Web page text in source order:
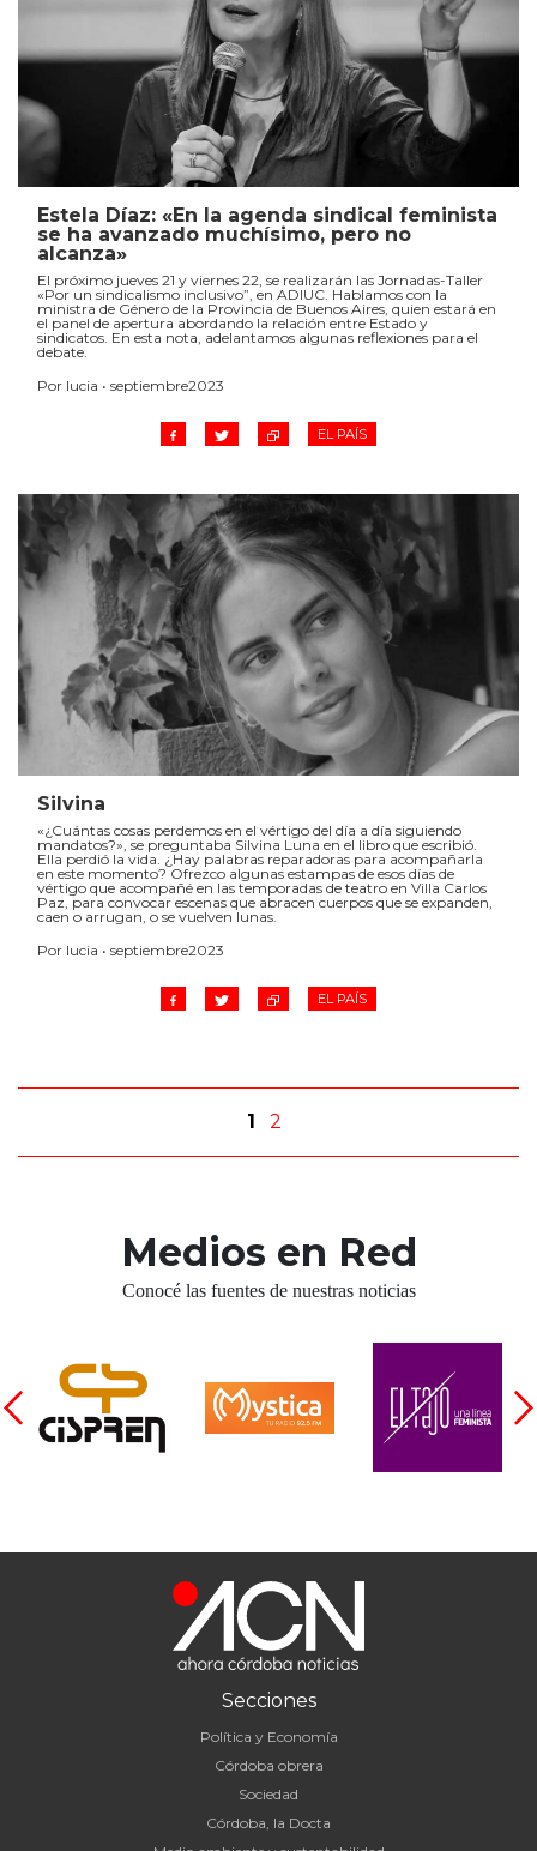
Estela Díaz: «En la agenda sindical feminista
se ha avanzado muchísimo, pero no
alcanza»
El próximo jueves 21 y viernes 22, se realizarán las Jornadas-Taller
«Por un sindicalismo inclusivo”, en ADIUC. Hablamos con la
ministra de Género de la Provincia de Buenos Aires, quien estará en
el panel de apertura abordando la relación entre Estado y
sindicatos. En esta nota, adelantamos algunas reflexiones para el
debate.
Por lucia • septiembre2023
EL PAÍS
Silvina
«¿Cuántas cosas perdemos en el vértigo del día a día siguiendo
mandatos?», se preguntaba Silvina Luna en el libro que escribió.
Ella perdió la vida. ¿Hay palabras reparadoras para acompañarla
en este momento? Ofrezco algunas estampas de esos días de
vértigo que acompañé en las temporadas de teatro en Villa Carlos
Paz, para convocar escenas que abracen cuerpos que se expanden,
caen o arrugan, o se vuelven lunas.
Por lucia • septiembre2023
EL PAÍS
1 2
Medios en Red
Conocé las fuentes de nuestras noticias
Secciones
Política y Economía
Córdoba obrera
Sociedad
Córdoba, la Docta